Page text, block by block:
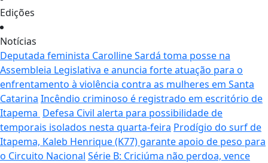
Edições
Notícias
Deputada feminista Carolline Sardá toma posse na
Assembleia Legislativa e anuncia forte atuação para o
enfrentamento à violência contra as mulheres em Santa
Catarina Incêndio criminoso é registrado em escritório de
Itapema Defesa Civil alerta para possibilidade de
temporais isolados nesta quarta-feira Prodígio do surf de
Itapema, Kaleb Henrique (K77) garante apoio de peso para
o Circuito Nacional Série B: Criciúma não perdoa, vence